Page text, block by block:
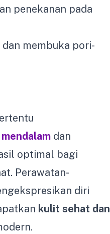
penekanan pada
membuka pori-
dan
optimal bagi
Perawatan-
diri
kulit sehat dan